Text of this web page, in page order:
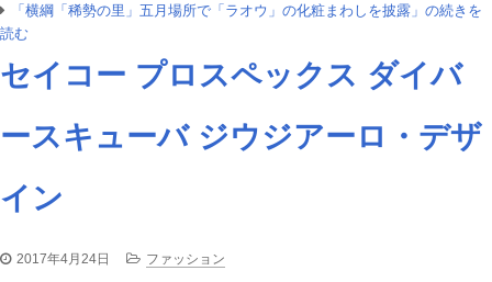
「横綱「稀勢の里」五月場所で「ラオウ」の化粧まわしを披露」の続きを
読む
セイコー プロスペックス ダイバ
ースキューバ ジウジアーロ・デザ
イン
2017年4月24日 ファッション